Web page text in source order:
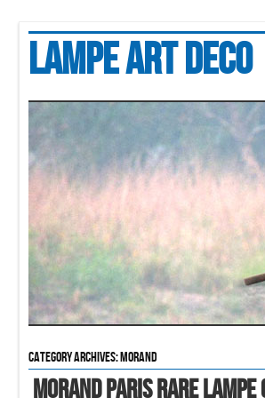
Lampe art deco
Category Archives:morand
MORAND PARIS Rare